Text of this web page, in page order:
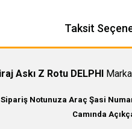
Taksit
Askı Z Rotu DELPHIMarka
Notunuza Araç Şasi
Camında